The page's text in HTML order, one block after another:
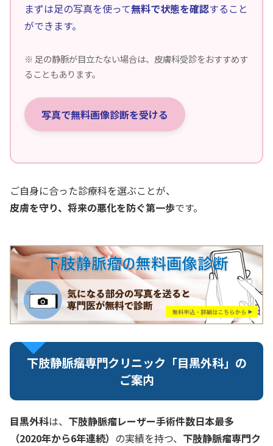
まずは足の写真を使って無料で状態を確認すること
ができます。
※ 足の静脈が目立たない場合は、皮膚科受診をおすすめす
ることもあります。
写真で無料画像診断を受ける
ご自身に合った診療科を選ぶことが、
皮膚を守り、将来の悪化を防ぐ第一歩です。
下肢静脈瘤専門クリニック「目黒外科」の
ご案内
目黒外科は、 下肢静脈瘤レーザー手術件数日本最多
（2020年から6年連続） の実績を持つ、 下肢静脈瘤専門ク